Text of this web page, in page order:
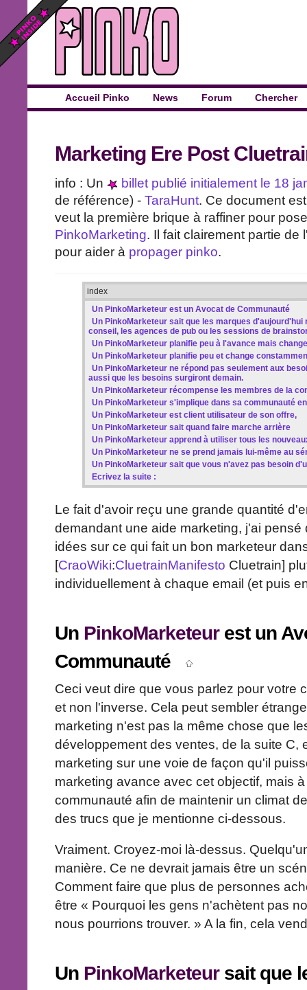
Accueil Pinko News Forum Chercher
Marketing Ere Post
info : Un
billet publié initialement le 18
de référence) - TaraHunt. Ce document
veut la première brique à raffiner pour
PinkoMarketing. Il fait clairement partie de
pour aider à propager pinko.
index
Un PinkoMarketeur est un Avocat de Communauté
Un PinkoMarketeur sait que les marques
conseil, les agences de pub ou les sessions de
Un PinkoMarketeur planifie peu à l'avance mais
Un PinkoMarketeur planifie peu et change
Un PinkoMarketeur ne répond pas seulement aux
aussi que les besoins surgiront demain.
Un PinkoMarketeur récompense les membres de la
Un PinkoMarketeur s'implique dans sa communauté
Un PinkoMarketeur est client utilisateur de son offre,
Un PinkoMarketeur sait quand faire marche arrière
Un PinkoMarketeur apprend à utiliser tous les
Un PinkoMarketeur ne se prend jamais lui-même au
Un PinkoMarketeur sait que vous n'avez pas besoin
Ecrivez la suite :
Le fait d'avoir reçu une grande quantité
demandant une aide marketing, j'ai
idées sur ce qui fait un bon marketeur
[CraoWiki:CluetrainManifesto Cluetrain]
individuellement à chaque email (et puis
Un PinkoMarketeurest un
Communauté
Ceci veut dire que vous parlez pour votre
et non l'inverse. Cela peut sembler
marketing n'est pas la même chose que
développement des ventes, de la suite C,
marketing sur une voie de façon qu'il
marketing avance avec cet objectif, mais
communauté afin de maintenir un climat
des trucs que je mentionne ci-dessous.
Vraiment. Croyez-moi là-dessus.
manière. Ce ne devrait jamais être un
Comment faire que plus de personnes
être « Pourquoi les gens n'achètent pas
nous pourrions trouver. » A la fin, cela
Un PinkoMarketeursait que